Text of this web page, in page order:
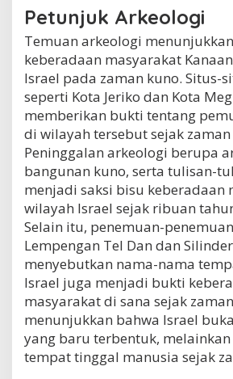
Petunjuk Arkeologi
Temuan arkeologi
keberadaan masyarakat
Israel pada zaman kuno. Situs-
seperti Kota Jeriko dan Kota
memberikan bukti tentang
di wilayah tersebut sejak
Peninggalan arkeologi berupa
bangunan kuno, serta tulisan-
menjadi saksi bisu keberadaan
wilayah Israel sejak ribuan
Selain itu, penemuan-
Lempengan Tel Dan dan
menyebutkan nama-nama
Israel juga menjadi bukti
masyarakat di sana sejak
menunjukkan bahwa Israel
yang baru terbentuk,
tempat tinggal manusia sejak